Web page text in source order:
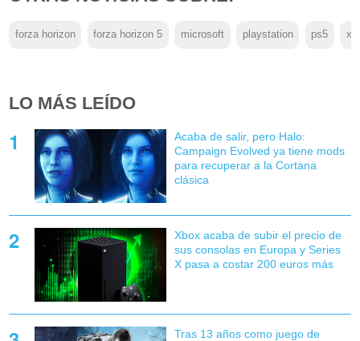
forza horizon forza horizon 5 microsoft playstation ps5
LO MÁS LEÍDO
Acaba de salir, pero Halo:
Campaign Evolved ya tiene mods
para recuperar a la Cortana
clásica
Xbox acaba de subir el precio de
sus consolas en Europa y Series
X pasa a costar 200 euros más
Tras 13 años como juego de